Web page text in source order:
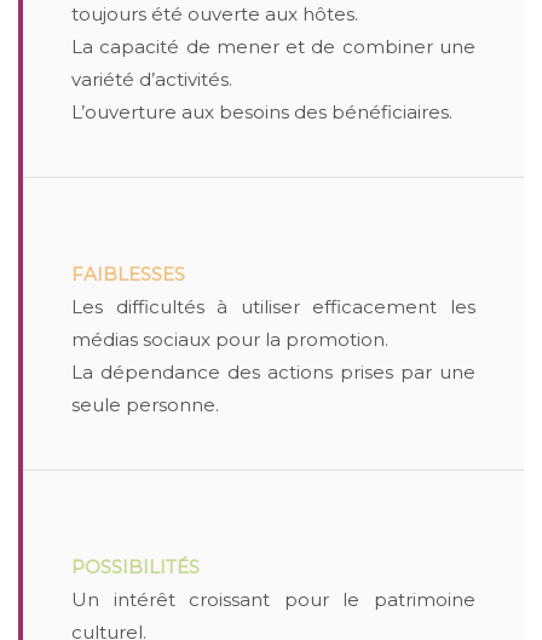
toujours été ouverte aux hôtes.
La capacité de mener et de combiner une
variété d’activités.
L’ouverture aux besoins des bénéficiaires.
FAIBLESSES
Les difficultés à utiliser efficacement les
médias sociaux pour la promotion.
La dépendance des actions prises par une
seule personne.
POSSIBILITÉS
Un intérêt croissant pour le patrimoine
culturel.